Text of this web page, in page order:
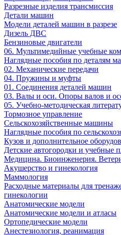
Разрезные изделия трансмиссия
Детали машин
Модели деталей машин в разрезе
Дизель ДВС
Бензиновые двигатели
06. Мультимедийные учебные
Наглядные пособия по деталям
02. Механические передачи
04. Пружины и муфты
01. Соединения деталей машин
03. Валы и оси. Опоры валов и
05. Учебно-методическая
Тормозное управление
Сельскохозяйственные машины
Наглядные пособия по
Кузов и дополнительное
Детские автогородки и учебные
Медицина. Биоинженерия.
Акушерство и гинекология
Маммология
Расходные материалы для
гинекологии
Анатомические модели
Анатомические модели и атласы
Ортопедические модели
Анестезиология, реанимация